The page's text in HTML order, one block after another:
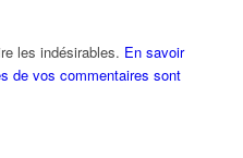
les indésirables. En savoir
de vos commentaires sont